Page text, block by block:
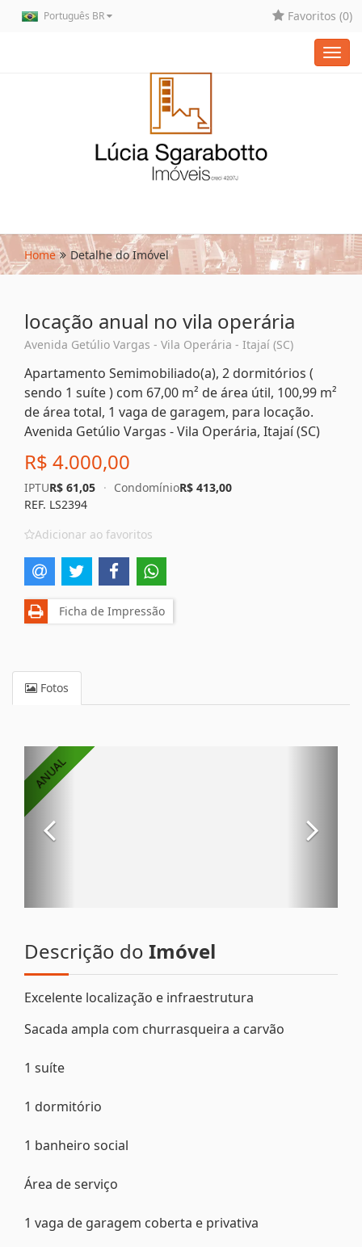
Português BR Favoritos (0)
Home Detalhe do Imóvel
locação anual no vila operária
Avenida Getúlio Vargas - Vila Operária - Itajaí (SC)
Apartamento Semimobiliado(a), 2 dormitórios (
sendo 1 suíte ) com 67,00 m² de área útil, 100,99 m²
de área total, 1 vaga de garagem, para locação.
Avenida Getúlio Vargas - Vila Operária, Itajaí (SC)
R$ 4.000,00
IPTUR$ 61,05 · CondomínioR$ 413,00
REF. LS2394
Adicionar ao favoritos
Ficha de Impressão
Fotos
Descrição do Imóvel
Excelente localização e infraestrutura
Sacada ampla com churrasqueira a carvão
1 suíte
1 dormitório
1 banheiro social
Área de serviço
1 vaga de garagem coberta e privativa